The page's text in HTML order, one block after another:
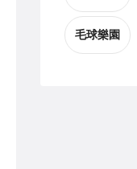
毛球樂園